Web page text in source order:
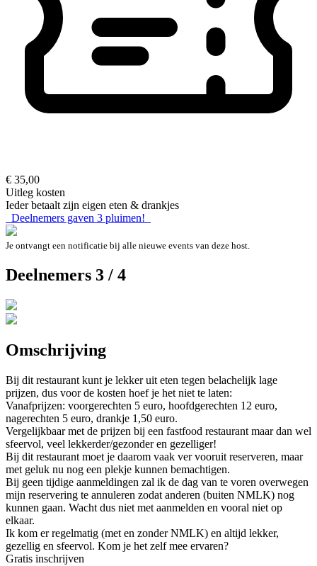
€ 35,00
Uitleg kosten
Ieder betaalt zijn eigen eten & drankjes
Deelnemers gaven 3 pluimen!
Je ontvangt een notificatie bij alle nieuwe events van deze host.
Deelnemers 3 / 4
Omschrijving
Bij dit restaurant kunt je lekker uit eten tegen belachelijk lage
prijzen, dus voor de kosten hoef je het niet te laten:
Vanafprijzen: voorgerechten 5 euro, hoofdgerechten 12 euro,
nagerechten 5 euro, drankje 1,50 euro.
Vergelijkbaar met de prijzen bij een fastfood restaurant maar dan wel
sfeervol, veel lekkerder/gezonder en gezelliger!
Bij dit restaurant moet je daarom vaak ver vooruit reserveren, maar
met geluk nu nog een plekje kunnen bemachtigen.
Bij geen tijdige aanmeldingen zal ik de dag van te voren overwegen
mijn reservering te annuleren zodat anderen (buiten NMLK) nog
kunnen gaan. Wacht dus niet met aanmelden en vooral niet op
elkaar.
Ik kom er regelmatig (met en zonder NMLK) en altijd lekker,
gezellig en sfeervol. Kom je het zelf mee ervaren?
Gratis inschrijven